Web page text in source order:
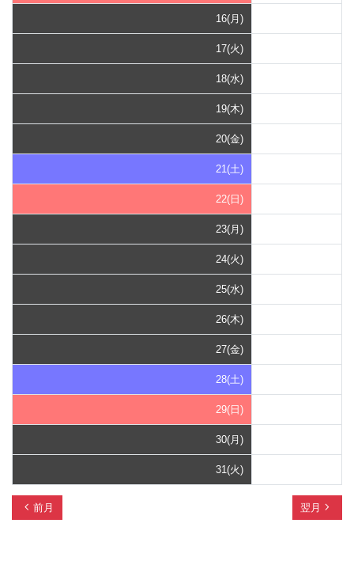
16(月)
17(火)
18(水)
19(木)
20(金)
21(土)
22(日)
23(月)
24(火)
25(水)
26(木)
27(金)
28(土)
29(日)
30(月)
31(火)
chevron_left 前月 翌月 navigate_next